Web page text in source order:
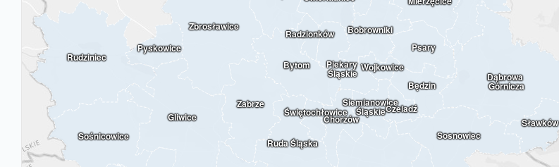
Będzin
Czeladź
Wojkowice
Bobrowniki
Psary
Sławków
Pyskowice
Rudziniec
Sośnicowice
Radzionków
Zbrosławice
Bytom
Chorzów
Dąbrowa
Górnicza
Gliwice
Piekary
Śląskie
Ruda Śląska
Siemianowice
Śląskie
Sosnowiec
Świętochłowice
Zabrze